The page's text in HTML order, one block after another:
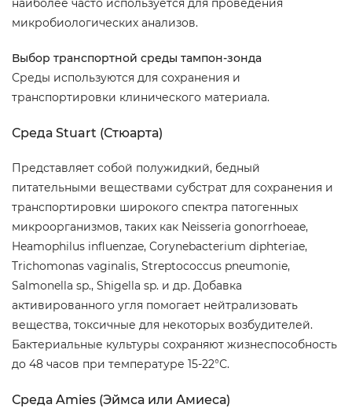
наиболее часто используется для проведения
микробиологических анализов.
Выбор транспортной среды тампон-зонда
Среды используются для сохранения и
транспортировки клинического материала.
Среда Stuart (Стюарта)
Представляет собой полужидкий, бедный
питательными веществами субстрат для сохранения и
транспортировки широкого спектра патогенных
микроорганизмов, таких как Neisseria gonorrhoeae,
Heamophilus influenzae, Corynebacterium diphteriae,
Trichomonas vaginalis, Streptococcus pneumonie,
Salmonella sp., Shigella sp. и др. Добавка
активированного угля помогает нейтрализовать
вещества, токсичные для некоторых возбудителей.
Бактериальные культуры сохраняют жизнеспособность
до 48 часов при температуре 15-22°С.
Среда Amies (Эймса или Амиеса)